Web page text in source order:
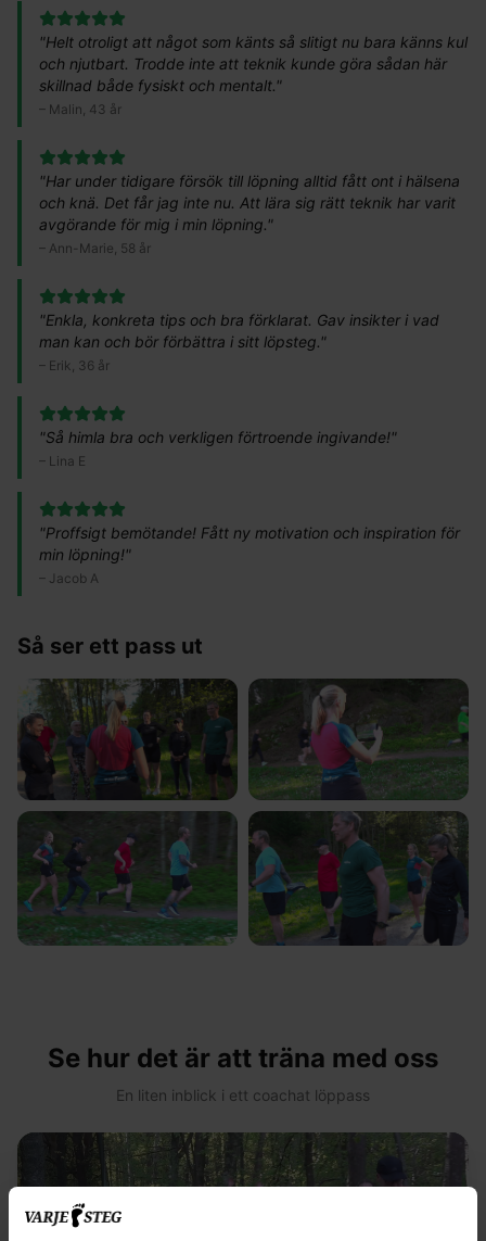
"Helt otroligt att något som känts så slitigt nu bara känns kul
och njutbart. Trodde inte att teknik kunde göra sådan här
skillnad både fysiskt och mentalt."
– Malin, 43 år
"Har under tidigare försök till löpning alltid fått ont i hälsena
och knä. Det får jag inte nu. Att lära sig rätt teknik har varit
avgörande för mig i min löpning."
– Ann-Marie, 58 år
"Enkla, konkreta tips och bra förklarat. Gav insikter i vad
man kan och bör förbättra i sitt löpsteg."
– Erik, 36 år
"Så himla bra och verkligen förtroende ingivande!"
– Lina E
"Proffsigt bemötande! Fått ny motivation och inspiration för
min löpning!"
– Jacob A
Så ser ett pass ut
Se hur det är att träna med oss
En liten inblick i ett coachat löppass